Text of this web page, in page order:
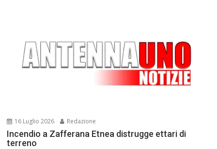
16 Luglio 2026 Redazione
Incendio a Zafferana Etnea distrugge ettari di
terreno